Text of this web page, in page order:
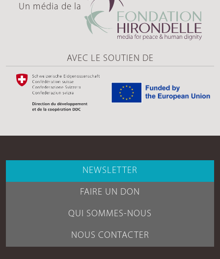
Un média de la
AVEC LE SOUTIEN DE
NEWSLETTER
FAIRE UN DON
QUI SOMMES-NOUS
NOUS CONTACTER